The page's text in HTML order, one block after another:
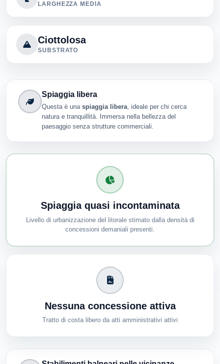
LARGHEZZA MEDIA
Ciottolosa
SUBSTRATO
Spiaggia libera
Questa è una spiaggia libera, ideale per chi cerca
natura e tranquillità. Immersa nella bellezza del
paesaggio senza strutture commerciali.
Spiaggia quasi incontaminata
Livello di urbanizzazione del litorale stimato dalla densità di
concessioni demaniali presenti.
Nessuna concessione attiva
Tratto di costa libero da atti amministrativi attivi